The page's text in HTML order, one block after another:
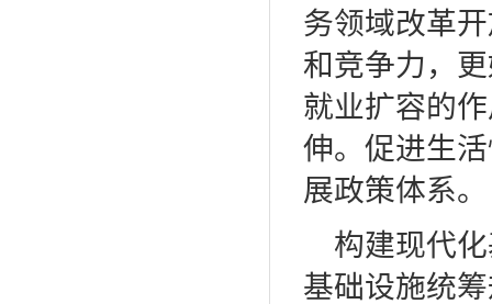
务领域改革
和竞争力，
就业扩容的
伸。促进生
展政策体系。
构建现代
基础设施统